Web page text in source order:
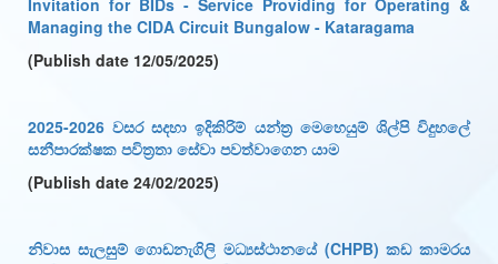
Managing the CIDA Circuit Bungalow - Kataragama
(Publish date 12/05/2025)
2025-2026 වසර සදහා ඉදිකිරිම් යන්ත්‍ර මෙහෙයුම් ශිල්පි විදුහලේ
සනීපාරක්ෂක පවිත්‍රතා සේවා පවත්වාගෙන යාම
(Publish date 24/02/2025)
නිවාස සැලසුම් ගොඩනැගිලි මධ්‍යස්ථානයේ (CHPB) කඩ කාමරය